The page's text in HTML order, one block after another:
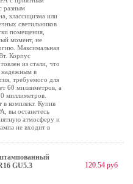
разным
классицизма или
светильников
помещения,
момент, не
Максимальная
Корпус
из стали, что
надежным в
требуемого для
60 миллиметров, а
миллиметров.
комплект. Купив
вы останетесь
атмосферу и
не входит в
GU5.3
120.54 руб